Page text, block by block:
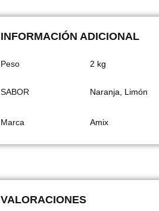
INFORMACIÓN ADICIONAL
Peso 2 kg
SABOR Naranja, Limón
Marca Amix
VALORACIONES